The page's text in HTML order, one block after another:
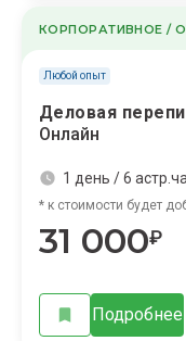
КОРПОРАТИВНОЕ /
Любой опыт
Деловая
Онлайн
1 день / 6
* к стоимости будет
31 000₽
Подробнее